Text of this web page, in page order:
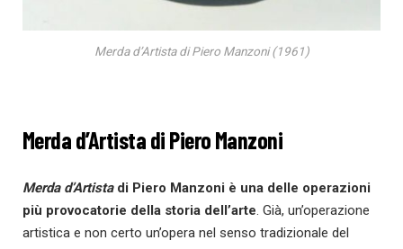
Merda d’Artista di Piero Manzoni (1961)
Merda d’Artista di Piero Manzoni
Merda d’Artistadi Piero Manzoni è una delle operazioni
più provocatorie della storia dell’arte. Già, un’operazione
artistica e non certo un’opera nel senso tradizionale del